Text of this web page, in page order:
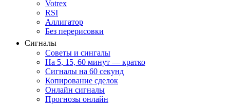
Votrex
RSI
Аллигатор
Без перерисовки
Сигналы
Советы и сингалы
На 5, 15, 60 минут — кратко
Сигналы на 60 секунд
Копирование сделок
Онлайн сигналы
Прогнозы онлайн